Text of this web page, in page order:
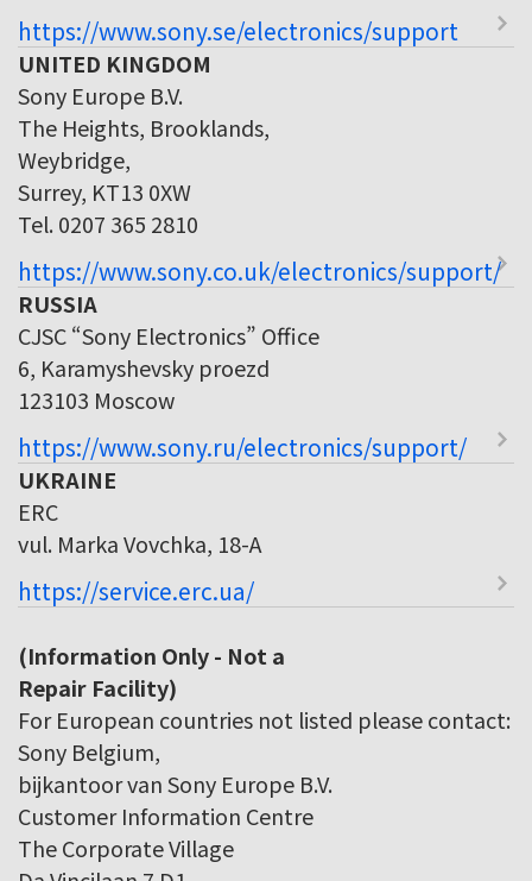
https://www.sony.se/electronics/support
UNITED KINGDOM
Sony Europe B.V.
The Heights, Brooklands,
Weybridge,
Surrey, KT13 0XW
Tel. 0207 365 2810
https://www.sony.co.uk/electronics/support/
RUSSIA
CJSC “Sony Electronics” Office
6, Karamyshevsky proezd
123103 Moscow
https://www.sony.ru/electronics/support/
UKRAINE
ERC
vul. Marka Vovchka, 18-A
https://service.erc.ua/
(Information Only - Not a
Repair Facility)
For European countries not listed please contact:
Sony Belgium,
bijkantoor van Sony Europe B.V.
Customer Information Centre
The Corporate Village